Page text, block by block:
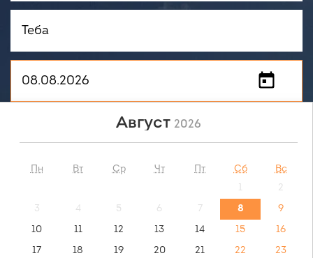
НАЙТИ
Теба - Междуреченск
видео инструкция:
Август 2026
Пн Вт Ср Чт Пт Сб
Вс
1
2
3
4 5 6 7 8
9
10
11 12 13 14 15
16
17
18 19 20 21 22
23